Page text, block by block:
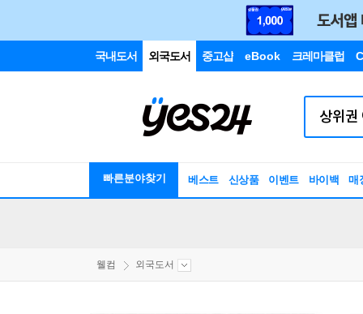
국내도서 외국도서 중고샵 eBook 크레마클럽
빠른분야찾기 베스트 신상품 이벤트 바이백 매
웰컴 외국도서